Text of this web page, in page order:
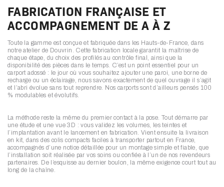
FABRICATION FRANÇAISE ET
ACCOMPAGNEMENT DE A À Z
Toute la gamme est conçue et fabriquée dans les Hauts-de-France, dans
notre atelier de Douvrin. Cette fabrication locale garantit la maîtrise de
chaque étape, du choix des profilés au contrôle final, ainsi que la
disponibilité des pièces dans le temps. C’est un point essentiel pour un
carport adossé : le jour où vous souhaitez ajouter une paroi, une borne de
recharge ou un éclairage, nous savons exactement de quel ouvrage il s’agit
et l’abri évolue sans tout reprendre. Nos carports sont d’ailleurs pensés 100
% modulables et évolutifs.
La méthode reste la même du premier contact à la pose. Tout démarre par
une étude et une vue 3D : vous validez les volumes, les teintes et
l’implantation avant le lancement en fabrication. Vient ensuite la livraison
en kit, dans des colis compacts faciles à transporter partout en France,
accompagnés d’une notice détaillée pour un montage simple et fiable, que
l’installation soit réalisée par vos soins ou confiée à l’un de nos revendeurs
partenaires. De l’esquisse au dernier boulon, la même exigence court tout au
long de la chaîne.